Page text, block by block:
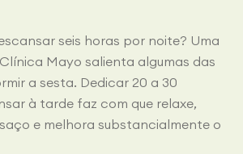
seis horas por noite? Uma
Mayo salienta algumas das
a sesta. Dedicar 20 a 30
à tarde faz com que relaxe,
e melhora substancialmente o